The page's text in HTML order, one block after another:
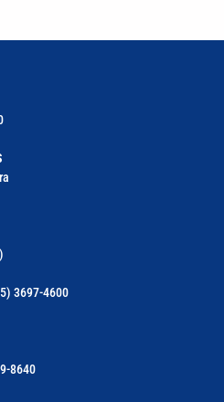
3697-4600
8640